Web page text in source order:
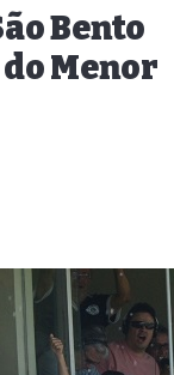
Bento
Menor